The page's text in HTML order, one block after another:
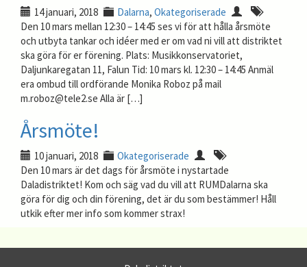
14 januari, 2018 Dalarna, Okategoriserade
Den 10 mars mellan 12:30 – 14:45 ses vi för att hålla årsmöte
och utbyta tankar och idéer med er om vad ni vill att distriktet
ska göra för er förening. Plats: Musikkonservatoriet,
Daljunkaregatan 11, Falun Tid: 10 mars kl. 12:30 – 14:45 Anmäl
era ombud till ordförande Monika Roboz på mail
m.roboz@tele2.se Alla är […]
Årsmöte!
10 januari, 2018
Okategoriserade
Den 10 mars är det dags för årsmöte i nystartade
Daladistriktet! Kom och säg vad du vill att RUMDalarna ska
göra för dig och din förening, det är du som bestämmer! Håll
utkik efter mer info som kommer strax!